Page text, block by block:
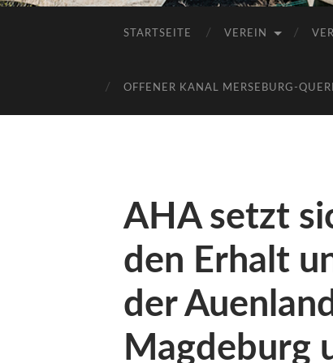
STARTSEITE VEREIN
OFFENER KANAL MERSEBURG-
AHA setzt
den Erhalt
der
Magdeburg